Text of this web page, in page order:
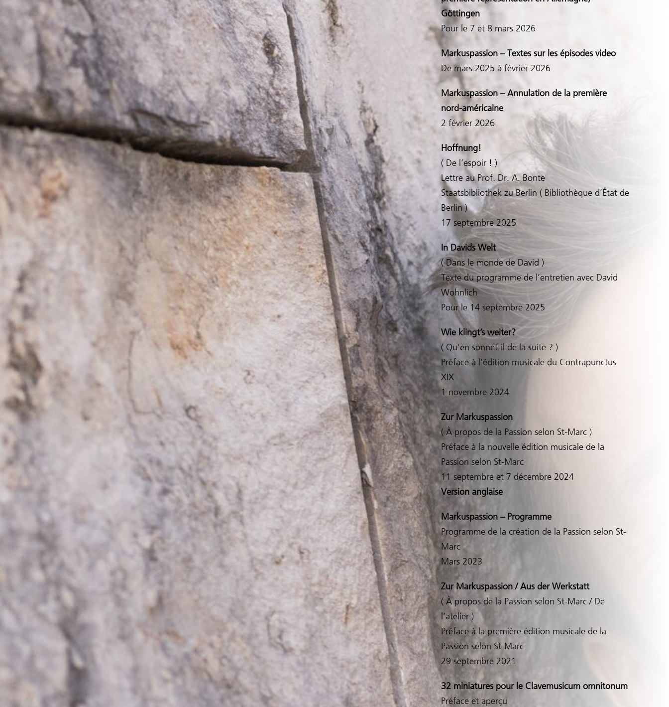
Göttingen
Pour le 7 et 8 mars 2026
Markuspassion – Textes sur les épisodes video
De mars 2025 à février 2026
Markuspassion – Annulation de la première
nord-américaine
2 février 2026
Hoffnung!
( De l’espoir ! )
Lettre au Prof. Dr. A. Bonte
Staatsbibliothek zu Berlin ( Bibliothèque d’État de
Berlin )
17 septembre 2025
In Davids Welt
( Dans le monde de David )
Texte du programme de l’entretien avec David
Wohnlich
Pour le 14 septembre 2025
Wie klingt’s weiter?
( Qu’en sonnet-il de la suite ? )
Préface à l’édition musicale du Contrapunctus
XIX
1 novembre 2024
Zur Markuspassion
( À propos de la Passion selon St-Marc )
Préface à la nouvelle édition musicale de la
Passion selon St-Marc
11 septembre et 7 décembre 2024
Version anglaise
Markuspassion – Programme
Programme de la création de la Passion selon St-
Marc
Mars 2023
Zur Markuspassion / Aus der Werkstatt
( À propos de la Passion selon St-Marc / De
l’atelier )
Préface à la première édition musicale de la
Passion selon St-Marc
29 septembre 2021
32 miniatures pour le Clavemusicum omnitonum
Préface et aperçu